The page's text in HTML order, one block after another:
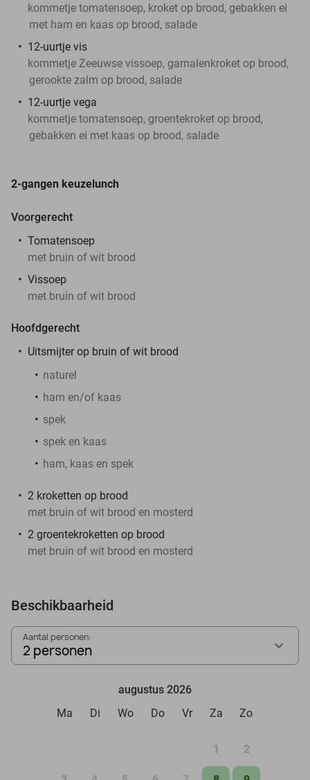
kommetje tomatensoep, kroket op brood, gebakken ei
met ham en kaas op brood, salade
12-uurtje vis
kommetje Zeeuwse vissoep, garnalenkroket op brood,
gerookte zalm op brood, salade
12-uurtje vega
kommetje tomatensoep, groentekroket op brood,
gebakken ei met kaas op brood, salade
2-gangen keuzelunch
Voorgerecht
Tomatensoep
met bruin of wit brood
Vissoep
met bruin of wit brood
Hoofdgerecht
Uitsmijter op bruin of wit brood
naturel
ham en/of kaas
spek
spek en kaas
ham, kaas en spek
2 kroketten op brood
met bruin of wit brood en mosterd
2 groentekroketten op brood
met bruin of wit brood en mosterd
Beschikbaarheid
Aantal personen:
2 personen
augustus 2026
Ma
Di Wo Do Vr Za Zo
1 2